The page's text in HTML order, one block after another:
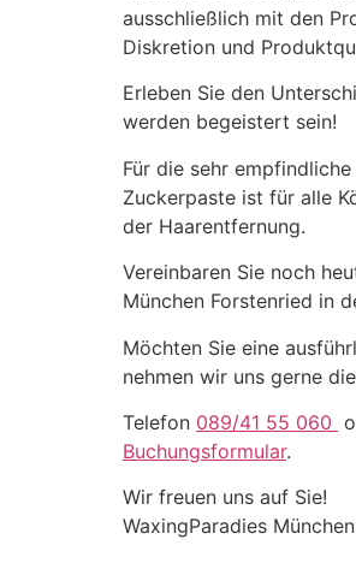
ausschließlich mit den
Diskretion und
Erleben Sie den
werden begeistert sein!
Für die sehr
Zuckerpaste ist für alle
der Haarentfernung.
Vereinbaren Sie noch
München Forstenried in
Möchten Sie eine
nehmen wir uns gerne
Telefon 089/41 55 060
Buchungsformular.
Wir freuen uns auf Sie!
WaxingParadies München